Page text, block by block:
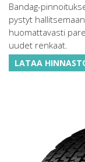
Bandag-
pystyt
huomattavasti
uudet renkaat.
LATAA